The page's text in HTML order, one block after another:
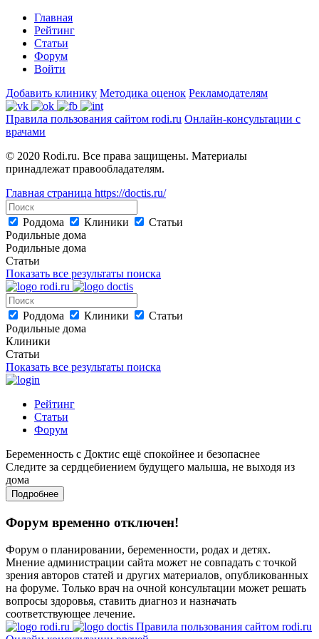
Главная
Рейтинг
Статьи
Форум
Войти
Добавить клинику Методика оценок Рекламодателям
Правила пользования сайтом rodi.ru Онлайн-консультации с
врачами
© 2020 Rodi.ru. Все права защищены. Материалы
принадлежат правообладателям.
Главная страница https://doctis.ru/
Роддома Клиники
Статьи
Родильные дома
Родильные дома
Статьи
Показать все результаты поиска
Роддома Клиники
Статьи
Родильные дома
Клиники
Статьи
Показать все результаты поиска
Рейтинг
Статьи
Форум
Беременность с Доктис ещё спокойнее и безопаснее
Следите за сердцебиением будущего малыша, не выходя из
дома
Подробнее
Форум временно отключен!
Форум о планировании, беременности, родах и детях.
Мнение администрации сайта может не совпадать с точкой
зрения авторов статей и других материалов, опубликованных
на форуме. Только врач на очной консультации может решать
вопросы здоровья, ставить диагноз и назначать
соответствующее лечение.
Правила пользования сайтом rodi.ru